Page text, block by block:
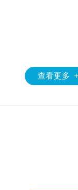
查看更多 +